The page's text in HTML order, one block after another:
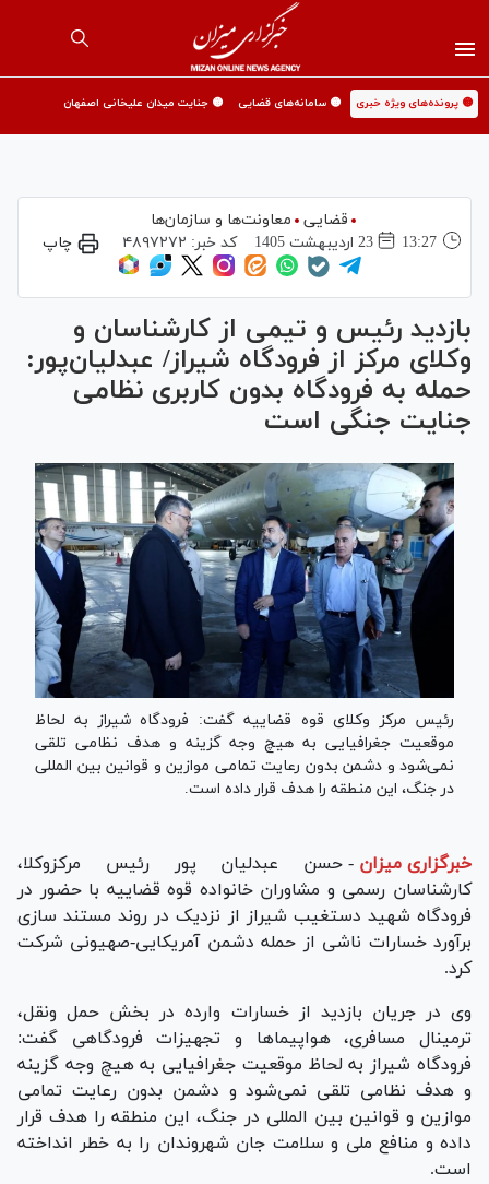
🟡 پرونده‌های ویژه خبری 🟡 سامانه‌های قضایی 🟡 جنایت میدان علیخانی اصفهان
قضایی
معاونت‌ها و سازمان‌ها
13:27
23 ارديبهشت 1405 کد خبر: ۴۸۹۷۲۷۲ چاپ
بازدید رئیس و تیمی از کارشناسان و
وکلای مرکز از فرودگاه شیراز/ عبدلیان‌پور:
حمله به فرودگاه بدون کاربری نظامی
جنایت جنگی است
رئیس مرکز وکلای قوه قضاییه گفت: فرودگاه شیراز به لحاظ
موقعیت جغرافیایی به هیچ وجه گزینه و هدف نظامی تلقی
نمی‌شود و دشمن بدون رعایت تمامی موازین و قوانین بین المللی
در جنگ، این منطقه را هدف قرار داده است.
خبرگزاری میزان - حسن عبدلیان پور رئیس مرکزوکلا،
کارشناسان رسمی و مشاوران خانواده قوه قضاییه با حضور در
فرودگاه شهید دستغیب شیراز از نزدیک در روند مستند سازی
برآورد خسارات ناشی از حمله دشمن آمریکایی-صهیونی شرکت
کرد.
وی در جریان بازدید از خسارات وارده در بخش حمل ونقل،
ترمینال مسافری، هواپیما‌ها و تجهیزات فرودگاهی گفت:
فرودگاه شیراز به لحاظ موقعیت جغرافیایی به هیچ وجه گزینه
و هدف نظامی تلقی نمی‌شود و دشمن بدون رعایت تمامی
موازین و قوانین بین المللی در جنگ، این منطقه را هدف قرار
داده و منافع ملی و سلامت جان شهروندان را به خطر انداخته
است.